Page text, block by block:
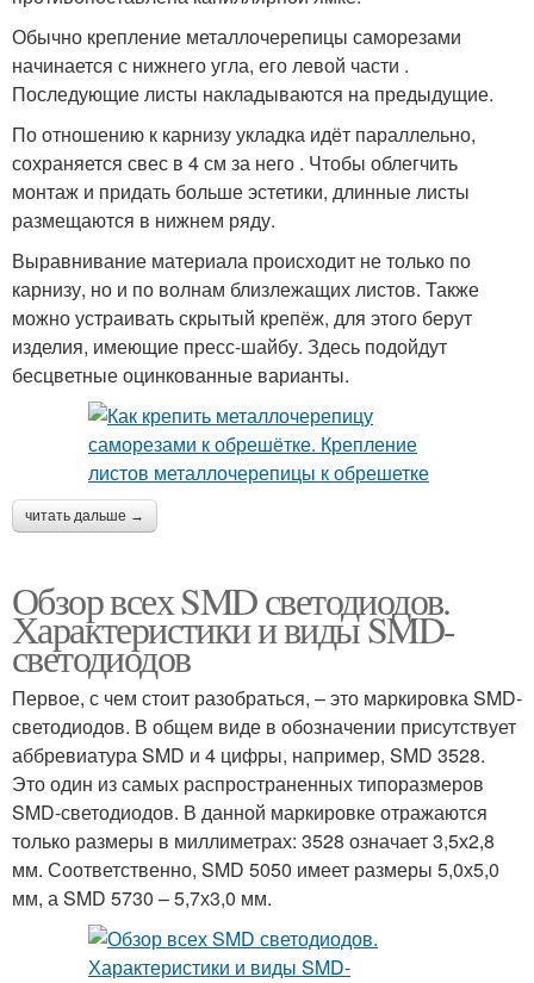
Обычно крепление металлочерепицы саморезами
начинается с нижнего угла, его левой части .
Последующие листы накладываются на предыдущие.
По отношению к карнизу укладка идёт параллельно,
сохраняется свес в 4 см за него . Чтобы облегчить
монтаж и придать больше эстетики, длинные листы
размещаются в нижнем ряду.
Выравнивание материала происходит не только по
карнизу, но и по волнам близлежащих листов. Также
можно устраивать скрытый крепёж, для этого берут
изделия, имеющие пресс-шайбу. Здесь подойдут
бесцветные оцинкованные варианты.
читать дальше →
Обзор всех SMD светодиодов.
Характеристики и виды SMD-
светодиодов
Первое, с чем стоит разобраться, – это маркировка SMD-
светодиодов. В общем виде в обозначении присутствует
аббревиатура SMD и 4 цифры, например, SMD 3528.
Это один из самых распространенных типоразмеров
SMD-светодиодов. В данной маркировке отражаются
только размеры в миллиметрах: 3528 означает 3,5х2,8
мм. Соответственно, SMD 5050 имеет размеры 5,0х5,0
мм, а SMD 5730 – 5,7х3,0 мм.